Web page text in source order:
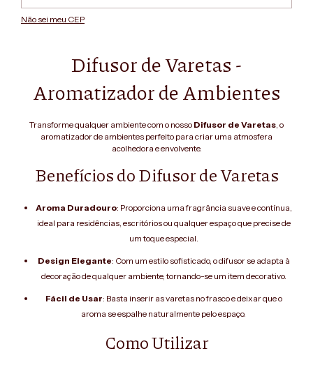
Não sei meu CEP
Difusor de Varetas -
Aromatizador de Ambientes
Transforme qualquer ambiente com o nosso Difusor de Varetas, o
aromatizador de ambientes perfeito para criar uma atmosfera
acolhedora e envolvente.
Benefícios do Difusor de Varetas
Aroma Duradouro: Proporciona uma fragrância suave e contínua,
ideal para residências, escritórios ou qualquer espaço que precise de
um toque especial.
Design Elegante: Com um estilo sofisticado, o difusor se adapta à
decoração de qualquer ambiente, tornando-se um item decorativo.
Fácil de Usar: Basta inserir as varetas no frasco e deixar que o
aroma se espalhe naturalmente pelo espaço.
Como Utilizar